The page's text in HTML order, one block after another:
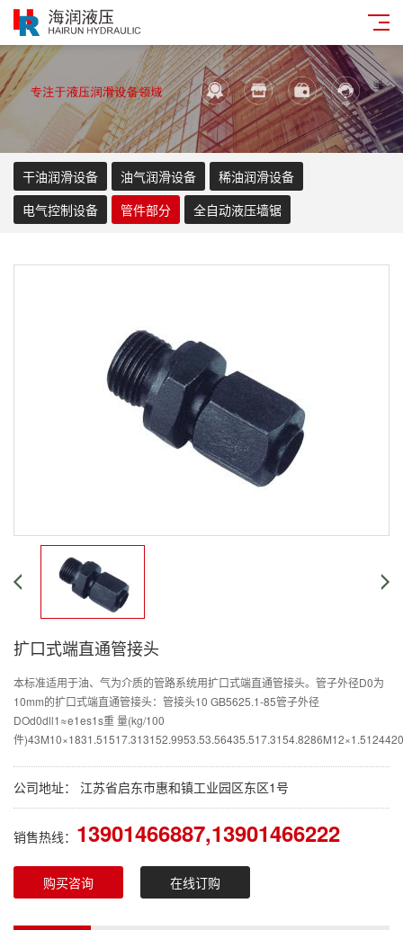
干油润滑设备 油气润滑设备
稀油润滑设备
电气控制设备
管件部分 全自动液压墙锯
扩口式端直通管接头
本标准适用于油、气为介质的管路系统用扩口式端直通管接头。管子外径D0为
10mm的扩口式端直通管接头：管接头10 GB5625.1-85管子外径
DOd0dll1≈e1es1s重 量(kg/100
件
公司地址： 江苏省启东市惠和镇工业园区东区1号
销售热线： 13901466887,13901466222
购买咨询 在线订购